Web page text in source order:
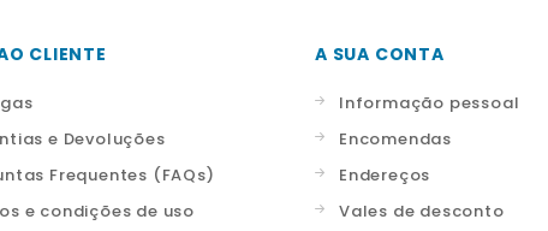
CLIENTE
e Devoluções
Frequentes (FAQs)
e condições de uso
A SUA CONTA
Informação pessoal
Encomendas
Endereços
Vales de desconto